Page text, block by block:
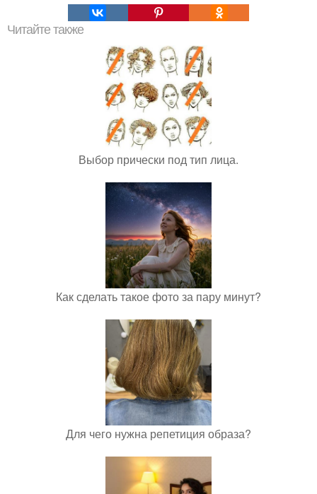
Читайте также
Выбор прически под тип лица.
Как сделать такое фото за пару минут?
Для чего нужна репетиция образа?